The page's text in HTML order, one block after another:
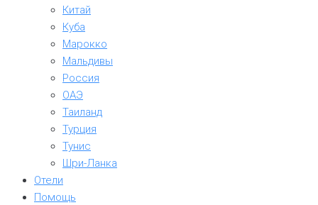
Китай
Куба
Марокко
Мальдивы
Россия
ОАЭ
Таиланд
Турция
Тунис
Шри-Ланка
Отели
Помощь